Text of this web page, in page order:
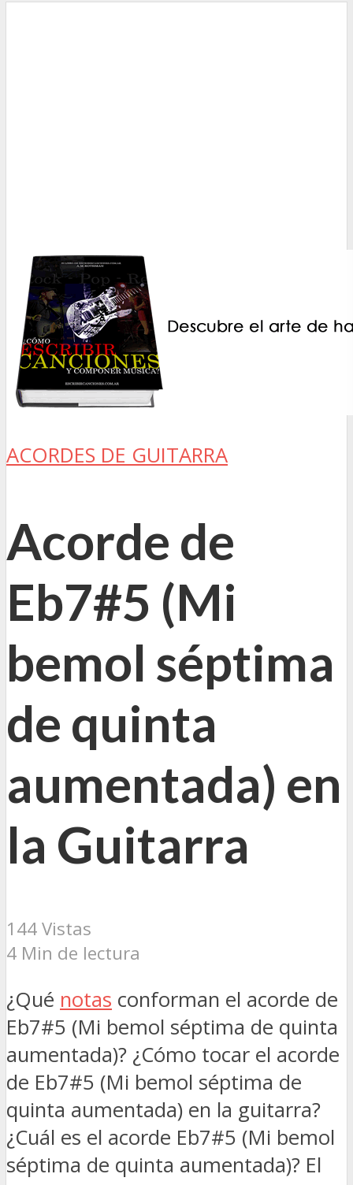
ACORDES DE GUITARRA
Acorde de
Eb7#5 (Mi
bemol séptima
de quinta
aumentada) en
la Guitarra
144 Vistas
4 Min de lectura
¿Qué notas conforman el acorde de
Eb7#5 (Mi bemol séptima de quinta
aumentada)? ¿Cómo tocar el acorde
de Eb7#5 (Mi bemol séptima de
quinta aumentada) en la guitarra?
¿Cuál es el acorde Eb7#5 (Mi bemol
séptima de quinta aumentada)? El